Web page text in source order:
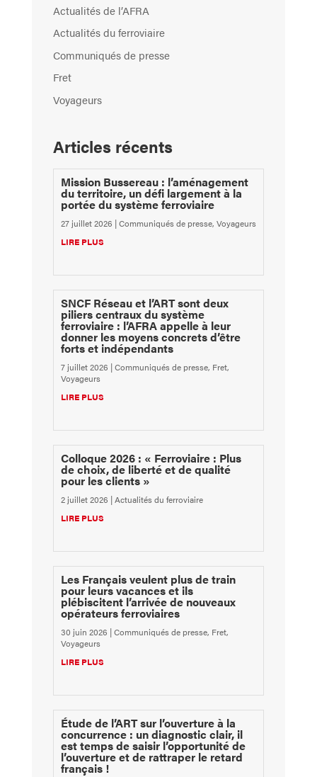
Actualités de l’AFRA
Actualités du ferroviaire
Communiqués de presse
Fret
Voyageurs
Articles récents
Mission Bussereau : l’aménagement
du territoire, un défi largement à la
portée du système ferroviaire
27 juillet 2026 |Communiqués de presse, Voyageurs
LIRE PLUS
SNCF Réseau et l’ART sont deux
piliers centraux du système
ferroviaire : l’AFRA appelle à leur
donner les moyens concrets d’être
forts et indépendants
7 juillet 2026 |Communiqués de presse, Fret,
Voyageurs
LIRE PLUS
Colloque 2026 : « Ferroviaire : Plus
de choix, de liberté et de qualité
pour les clients »
2 juillet 2026 |Actualités du ferroviaire
LIRE PLUS
Les Français veulent plus de train
pour leurs vacances et ils
plébiscitent l’arrivée de nouveaux
opérateurs ferroviaires
30 juin 2026 |Communiqués de presse, Fret,
Voyageurs
LIRE PLUS
Étude de l’ART sur l’ouverture à la
concurrence : un diagnostic clair, il
est temps de saisir l’opportunité de
l’ouverture et de rattraper le retard
français !